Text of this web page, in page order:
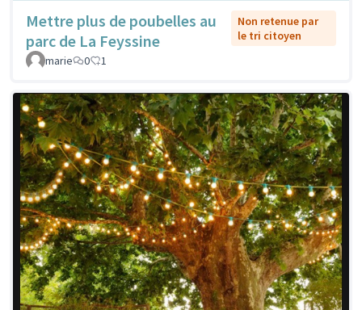
Mettre plus de poubelles au
parc de La Feyssine
Non retenue par
le tri citoyen
marie
0 1